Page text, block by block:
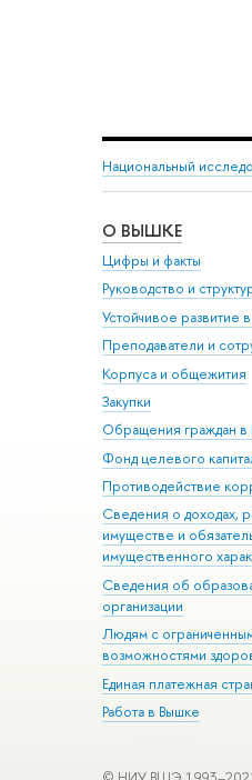
Национальный
О ВЫШКЕ
Цифры и факты
Руководство и
Устойчивое
Преподаватели и
Корпуса и общежития
Закупки
Обращения граждан
Фонд целевого
Противодействие
Сведения о доходах,
имуществе и
имущественного
Сведения об
организации
Людям с
возможностями
Единая платежная
Работа в Вышке